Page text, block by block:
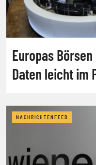
Europas
Daten leicht im
NACHRICHTENFEED